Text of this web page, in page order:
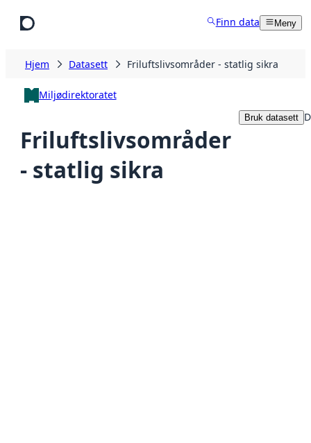
Finn data Meny
Hjem Datasett Friluftslivsområder - statlig sikra
Miljødirektoratet
Friluftslivsområder
- statlig sikra
Bruk datasett